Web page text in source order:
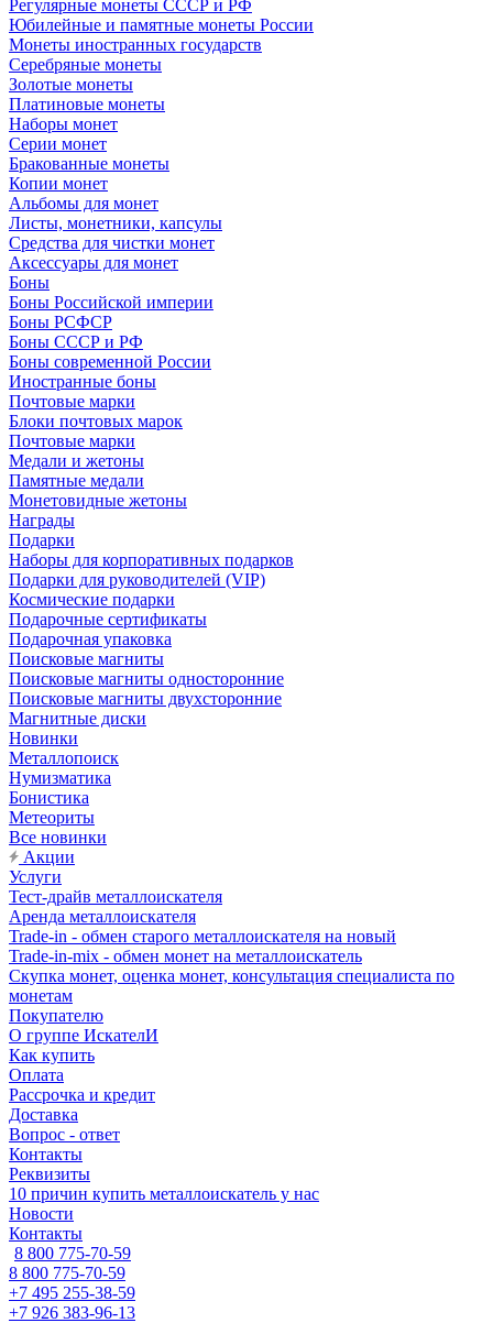
Регулярные монеты СССР и РФ
Юбилейные и памятные монеты России
Монеты иностранных государств
Серебряные монеты
Золотые монеты
Платиновые монеты
Наборы монет
Серии монет
Бракованные монеты
Копии монет
Альбомы для монет
Листы, монетники, капсулы
Средства для чистки монет
Аксессуары для монет
Боны
Боны Российской империи
Боны РСФСР
Боны СССР и РФ
Боны современной России
Иностранные боны
Почтовые марки
Блоки почтовых марок
Почтовые марки
Медали и жетоны
Памятные медали
Монетовидные жетоны
Награды
Подарки
Наборы для корпоративных подарков
Подарки для руководителей (VIP)
Космические подарки
Подарочные сертификаты
Подарочная упаковка
Поисковые магниты
Поисковые магниты односторонние
Поисковые магниты двухсторонние
Магнитные диски
Новинки
Металлопоиск
Нумизматика
Бонистика
Метеориты
Все новинки
Акции
Услуги
Тест-драйв металлоискателя
Аренда металлоискателя
Trade-in - обмен старого металлоискателя на новый
Trade-in-mix - обмен монет на металлоискатель
Скупка монет, оценка монет, консультация специалиста по
монетам
Покупателю
О группе ИскателИ
Как купить
Оплата
Рассрочка и кредит
Доставка
Вопрос - ответ
Контакты
Реквизиты
10 причин купить металлоискатель у нас
Новости
Контакты
8 800 775-70-59
8 800 775-70-59
+7 495 255-38-59
+7 926 383-96-13